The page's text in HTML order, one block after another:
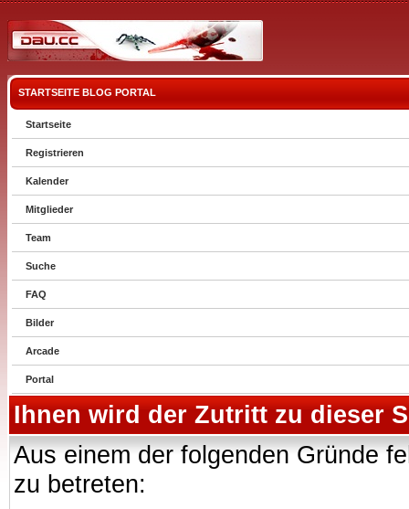
STARTSEITE BLOG PORTAL
Startseite
Registrieren
Kalender
Mitglieder
Team
Suche
FAQ
Bilder
Arcade
Portal
Ihnen wird der Zutritt zu dieser
Aus einem der folgenden Gründe
zu betreten: